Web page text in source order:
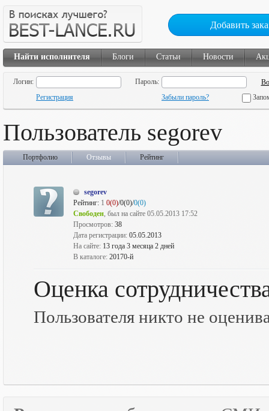
Добавить
Найти исполнителя Блоги Статьи Новости
Логин:
Пароль:
Регистрация
Забыли пароль?
Пользователь segorev
Портфолио Отзывы Рейтинг
segorev
Рейтинг: 1 0(0)/0(0)/0(0)
Свободен, был на сайте 05.05.2013 17:52
Просмотров: 38
Дата регистрации: 05.05.2013
На сайте: 13 года 3 месяца 2 дней
В каталоге: 20170-й
Оценка
Пользователя никто не